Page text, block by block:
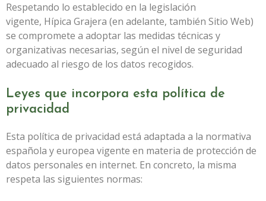
Respetando lo establecido en la legislación
vigente, Hípica Grajera (en adelante, también Sitio Web)
se compromete a adoptar las medidas técnicas y
organizativas necesarias, según el nivel de seguridad
adecuado al riesgo de los datos recogidos.
Leyes que incorpora esta política de
privacidad
Esta política de privacidad está adaptada a la normativa
española y europea vigente en materia de protección de
datos personales en internet. En concreto, la misma
respeta las siguientes normas: